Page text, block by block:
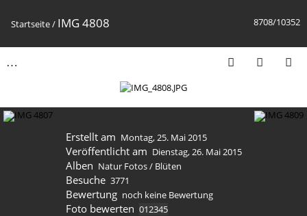
8708/10352
Startseite/ IMG 4808
Erstellt am Montag, 25. Mai 2015
Veröffentlicht am Dienstag, 26. Mai 2015
Alben Natur Fotos/ Blüten
Besuche 3771
Bewertung noch keine Bewertung
Foto bewerten